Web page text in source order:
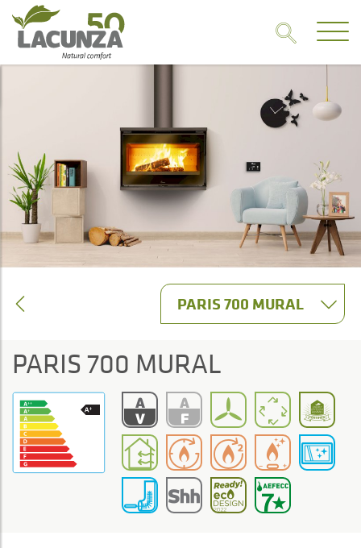
PARIS 700 MURAL
PARIS 700 MURAL